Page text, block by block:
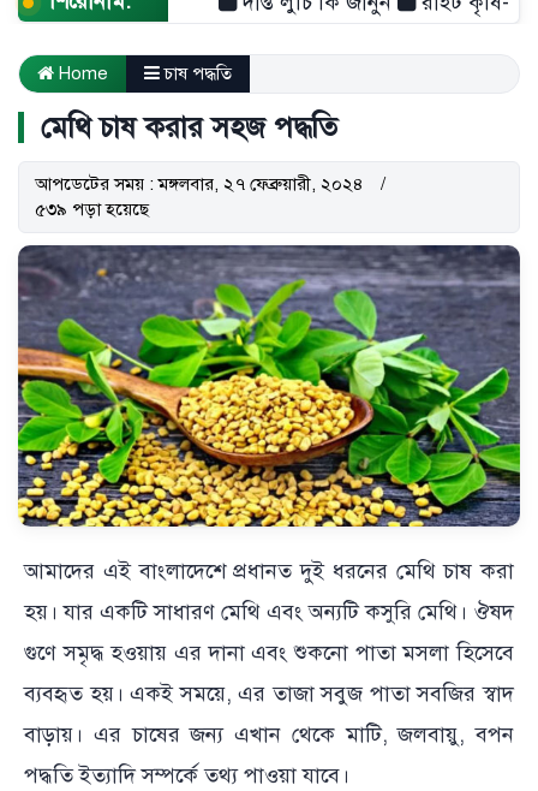
Home চাষ পদ্ধতি
মেথি চাষ করার সহজ পদ্ধতি
আপডেটের সময় : মঙ্গলবার, ২৭ ফেব্রুয়ারী, ২০২৪
৫৩৯ পড়া হয়েছে
আমাদের এই বাংলাদেশে প্রধানত দুই ধরনের মেথি চাষ করা
হয়। যার একটি সাধারণ মেথি এবং অন্যটি কসুরি মেথি। ঔষদ
গুণে সমৃদ্ধ হওয়ায় এর দানা এবং শুকনো পাতা মসলা হিসেবে
ব্যবহৃত হয়। একই সময়ে, এর তাজা সবুজ পাতা সবজির স্বাদ
বাড়ায়। এর চাষের জন্য এখান থেকে মাটি, জলবায়ু, বপন
পদ্ধতি ইত্যাদি সম্পর্কে তথ্য পাওয়া যাবে।